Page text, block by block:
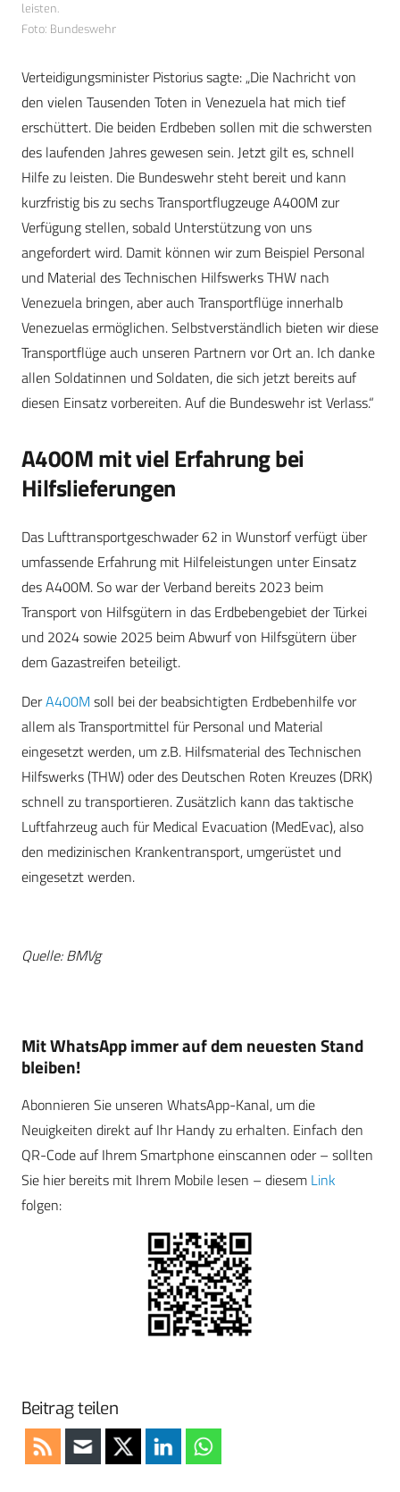
leisten.
Foto: Bundeswehr
Verteidigungsminister Pistorius sagte: „Die Nachricht von
den vielen Tausenden Toten in Venezuela hat mich tief
erschüttert. Die beiden Erdbeben sollen mit die schwersten
des laufenden Jahres gewesen sein. Jetzt gilt es, schnell
Hilfe zu leisten. Die Bundeswehr steht bereit und kann
kurzfristig bis zu sechs Transportflugzeuge A400M zur
Verfügung stellen, sobald Unterstützung von uns
angefordert wird. Damit können wir zum Beispiel Personal
und Material des Technischen Hilfswerks THW nach
Venezuela bringen, aber auch Transportflüge innerhalb
Venezuelas ermöglichen. Selbstverständlich bieten wir diese
Transportflüge auch unseren Partnern vor Ort an. Ich danke
allen Soldatinnen und Soldaten, die sich jetzt bereits auf
diesen Einsatz vorbereiten. Auf die Bundeswehr ist Verlass.“
A400M mit viel Erfahrung bei
Hilfslieferungen
Das Lufttransportgeschwader 62 in Wunstorf verfügt über
umfassende Erfahrung mit Hilfeleistungen unter Einsatz
des A400M. So war der Verband bereits 2023 beim
Transport von Hilfsgütern in das Erdbebengebiet der Türkei
und 2024 sowie 2025 beim Abwurf von Hilfsgütern über
dem Gazastreifen beteiligt.
DerA400M soll bei der beabsichtigten Erdbebenhilfe vor
allem als Transportmittel für Personal und Material
eingesetzt werden, um z.B. Hilfsmaterial des Technischen
Hilfswerks (THW) oder des Deutschen Roten Kreuzes (DRK)
schnell zu transportieren. Zusätzlich kann das taktische
Luftfahrzeug auch für Medical Evacuation (MedEvac), also
den medizinischen Krankentransport, umgerüstet und
eingesetzt werden.
Quelle: BMVg
Mit WhatsApp immer auf dem neuesten Stand
bleiben!
Abonnieren Sie unseren WhatsApp-Kanal, um die
Neuigkeiten direkt auf Ihr Handy zu erhalten. Einfach den
QR-Code auf Ihrem Smartphone einscannen oder – sollten
Sie hier bereits mit Ihrem Mobile lesen – diesem Link
folgen:
Beitrag teilen